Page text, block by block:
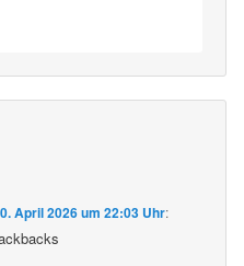
April 2026 um 22:03 Uhr: